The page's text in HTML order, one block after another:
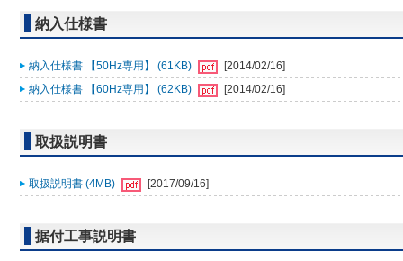
納入仕様書
納入仕様書 【50Hz専用】 (61KB)
[2014/02/16]
納入仕様書 【60Hz専用】 (62KB)
[2014/02/16]
取扱説明書
取扱説明書 (4MB) [2017/09/16]
据付工事説明書